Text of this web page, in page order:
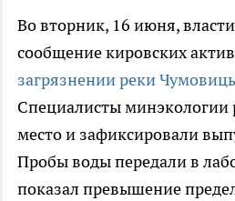
Во вторник, 16 июня,
сообщение кировских
загрязнении реки
Специалисты минэкологии
место и зафиксировали
Пробы воды передали в
показал превышение